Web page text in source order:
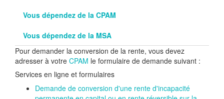
Vous dépendez de la CPAM
Vous dépendez de la MSA
Pour demander la conversion de la rente, vous devez
adresser à votre CPAM le formulaire de demande suivant :
Services en ligne et formulaires
Demande de conversion d'une rente d'incapacité